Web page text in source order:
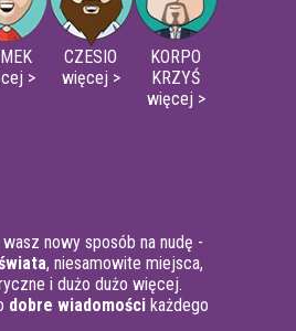
>
CZESIO
więcej >
KORPO
KRZYŚ
więcej >
nowy sposób na nudę -
, niesamowite miejsca,
i dużo dużo więcej.
dobre wiadomości każdego